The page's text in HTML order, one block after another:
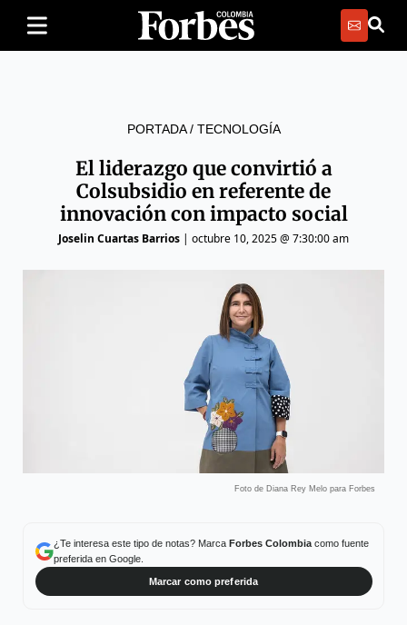
PORTADA/ TECNOLOGÍA
El liderazgo que convirtió a
Colsubsidio en referente de
innovación con impacto social
Joselin Cuartas Barrios | octubre 10, 2025 @ 7:30:00 am
Foto de Diana Rey Melo para Forbes
¿Te interesa este tipo de notas? Marca Forbes Colombiacomo fuente
preferida en Google.
Marcar como preferida